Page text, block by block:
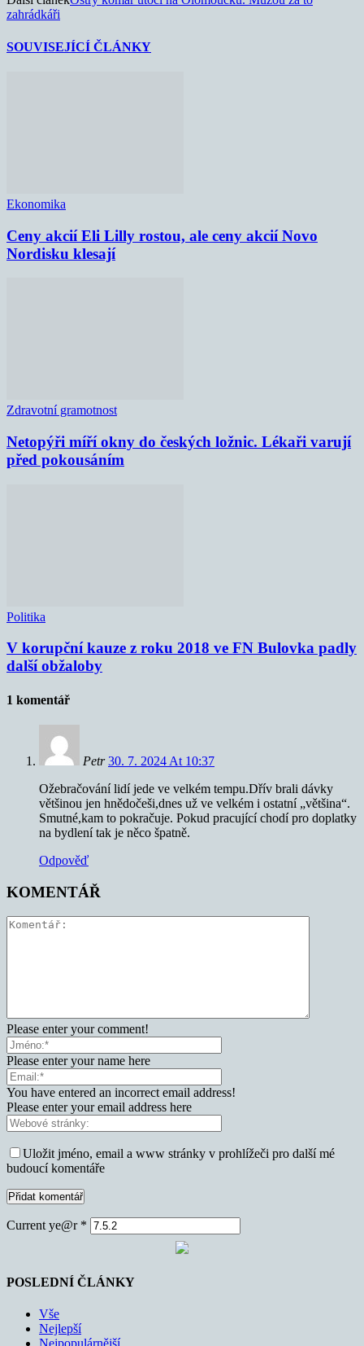
zahrádkáři
SOUVISEJÍCÍ ČLÁNKY
Ekonomika
Ceny akcií Eli Lilly rostou, ale ceny akcií Novo
Nordisku klesají
Zdravotní gramotnost
Netopýři míří okny do českých ložnic. Lékaři varují
před pokousáním
Politika
V korupční kauze z roku 2018 ve FN Bulovka padly
další obžaloby
1 komentář
Petr 30. 7. 2024 At 10:37
Ožebračování lidí jede ve velkém tempu.Dřív brali dávky
většinou jen hnědočeši,dnes už ve velkém i ostatní „většina“.
Smutné,kam to pokračuje. Pokud pracující chodí pro doplatky
na bydlení tak je něco špatně.
Odpověď
KOMENTÁŘ
Please enter your comment!
Please enter your name here
You have entered an incorrect email address!
Please enter your email address here
Uložit jméno, email a www stránky v prohlížeči pro další mé
budoucí komentáře
Current ye@r *
POSLEDNÍ ČLÁNKY
Vše
Nejlepší
Nejpopulárnější